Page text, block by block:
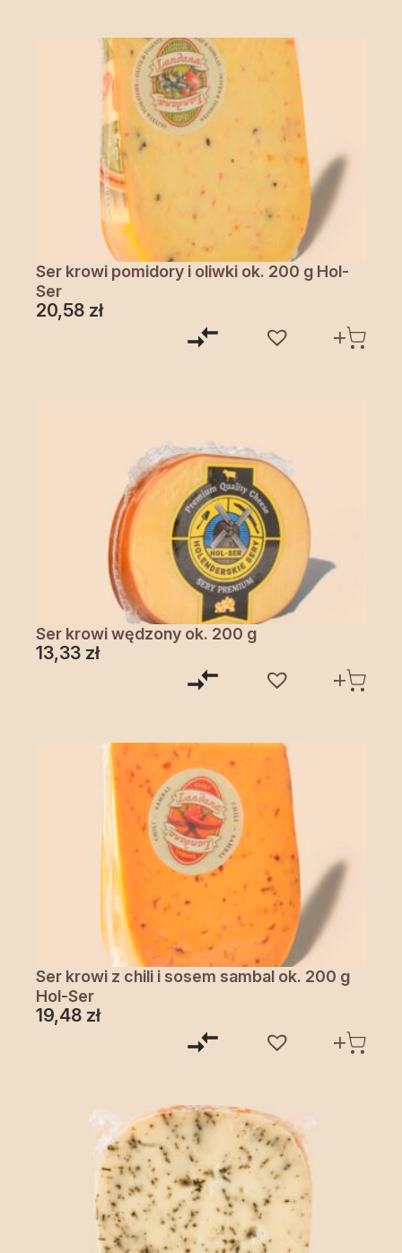
Ser krowi pomidory i oliwki ok. 200 g Hol-
Ser
20,58 zł
Ser krowi wędzony ok. 200 g
13,33 zł
Ser krowi z chili i sosem sambal ok. 200 g
Hol-Ser
19,48 zł